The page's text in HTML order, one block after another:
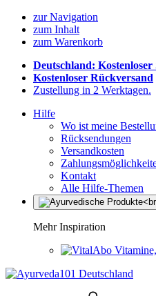
zur Navigation
zum Inhalt
zum Warenkorb
Deutschland:
Kostenloser Rückversand
Zustellung in 2 Werktagen.
Hilfe
Wo ist meine
Rücksendungen
Versandkosten
Kontakt
Alle Hilfe-Themen
Mehr Inspiration